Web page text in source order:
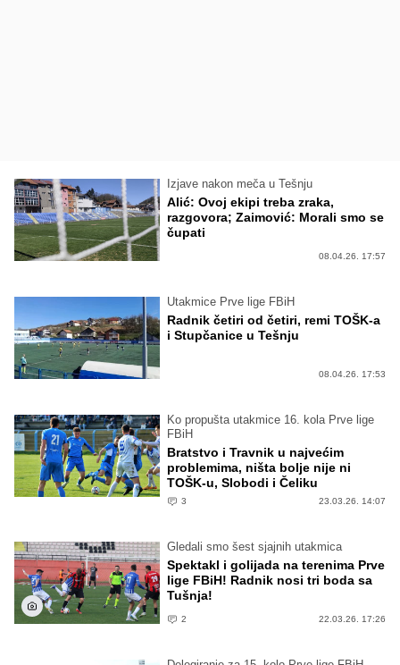
Izjave nakon meča u Tešnju
Alić: Ovoj ekipi treba zraka,
razgovora; Zaimović: Morali smo se
čupati
08.04.26. 17:57
Utakmice Prve lige FBiH
Radnik četiri od četiri, remi TOŠK-a
i Stupčanice u Tešnju
08.04.26. 17:53
Ko propušta utakmice 16. kola Prve lige
FBiH
Bratstvo i Travnik u najvećim
problemima, ništa bolje nije ni
TOŠK-u, Slobodi i Čeliku
3 23.03.26. 14:07
Gledali smo šest sjajnih utakmica
Spektakl i golijada na terenima Prve
lige FBiH! Radnik nosi tri boda sa
Tušnja!
2 22.03.26. 17:26